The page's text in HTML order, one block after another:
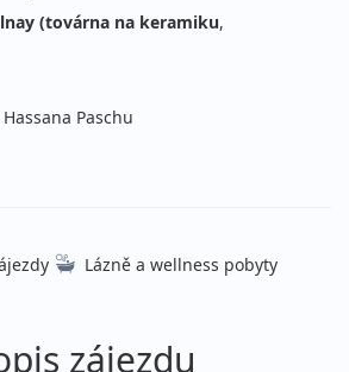
vlastní
vlastní
(továrna na keramiku,
Paschu
Lázně a wellness pobyty
zájezdu